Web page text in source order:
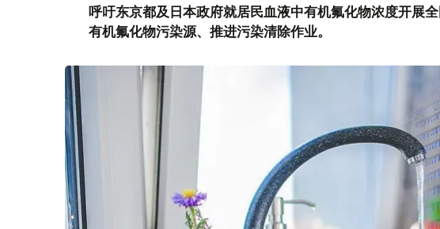
呼吁东京都及日本政府就居民血液中有机氟化物浓度开展
有机氟化物污染源、推进污染清除作业。